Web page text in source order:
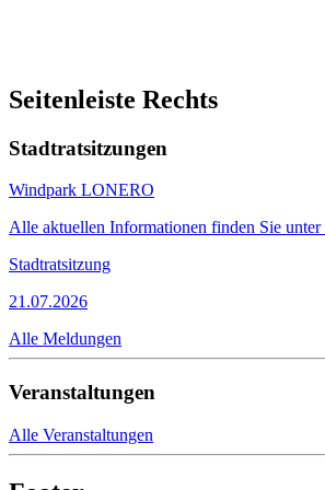
Seitenleiste Rechts
Stadtratsitzungen
Windpark LONERO
Alle aktuellen Informationen finden Sie
Stadtratsitzung
21.07.2026
Alle Meldungen
Veranstaltungen
Alle Veranstaltungen